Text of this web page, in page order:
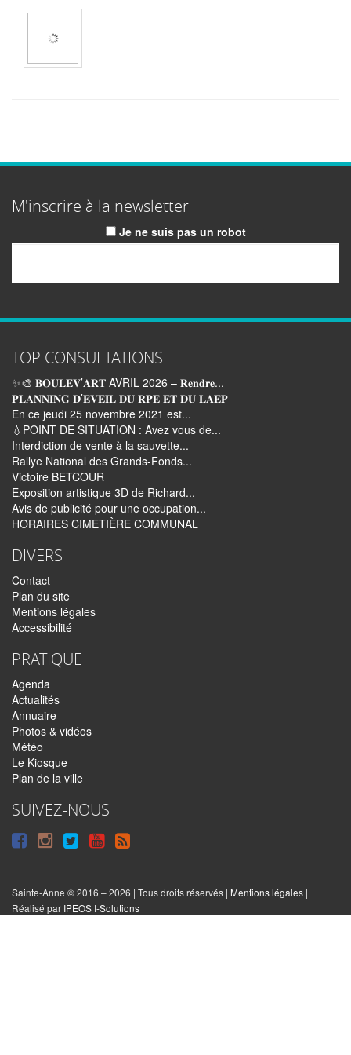
M'inscrire à la newsletter
Je ne suis pas un robot
TOP CONSULTATIONS
✨🎨 𝐁𝐎𝐔𝐋𝐄𝐕’𝐀𝐑𝐓 AVRIL 2026 – 𝐑𝐞𝐧𝐝𝐫𝐞...
𝐏𝐋𝐀𝐍𝐍𝐈𝐍𝐆 𝐃’𝐄𝐕𝐄𝐈𝐋 𝐃𝐔 𝐑𝐏𝐄 𝐄𝐓 𝐃𝐔 𝐋𝐀𝐄𝐏
En ce jeudi 25 novembre 2021 est...
💧POINT DE SITUATION : Avez vous de...
Interdiction de vente à la sauvette...
Rallye National des Grands-Fonds...
Victoire BETCOUR
Exposition artistique 3D de Richard...
Avis de publicité pour une occupation...
HORAIRES CIMETIÈRE COMMUNAL
DIVERS
Contact
Plan du site
Mentions légales
Accessibilité
PRATIQUE
Agenda
Actualités
Annuaire
Photos & vidéos
Météo
Le Kiosque
Plan de la ville
SUIVEZ-NOUS
Suivre
Facebook
Suivre
Instagram
Suivre
Twitter
Syndiquer
le
site
Sainte-Anne © 2016 – 2026 | Tous droits réservés | Mentions légales |
Réalisé par IPEOS I-Solutions
Réinitialiser